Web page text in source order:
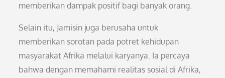
memberikan dampak positif bagi banyak orang.
Selain itu, Jamisin juga berusaha untuk
memberikan sorotan pada potret kehidupan
masyarakat Afrika melalui karyanya. Ia percaya
bahwa dengan memahami realitas sosial di Afrika,